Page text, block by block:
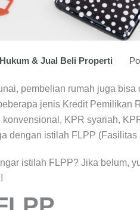
Hukum & Jual Beli Properti
pembelian rumah juga
jenis Kredit Pemilikan
konvensional, KPR syariah,
dengan istilah FLPP
istilah FLPP? Jika belum,